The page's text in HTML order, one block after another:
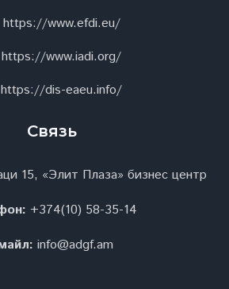
https://www.efdi.eu/
https://www.iadi.org/
https://dis-eaeu.info/
Связь
15, «Элит Плаза» бизнес центр
+374(10) 58-35-14
info@adgf.am